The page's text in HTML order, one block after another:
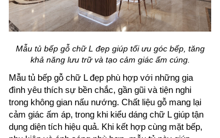
Mẫu tủ bếp gỗ chữ L đẹp giúp tối ưu góc bếp, tăng
khả năng lưu trữ và tạo cảm giác ấm cúng.
Mẫu tủ bếp gỗ chữ L đẹp phù hợp với những gia
đình yêu thích sự bền chắc, gần gũi và tiện nghi
trong không gian nấu nướng. Chất liệu gỗ mang lại
cảm giác ấm áp, trong khi kiểu dáng chữ L giúp tận
dụng diện tích hiệu quả. Khi kết hợp cùng mặt bếp,